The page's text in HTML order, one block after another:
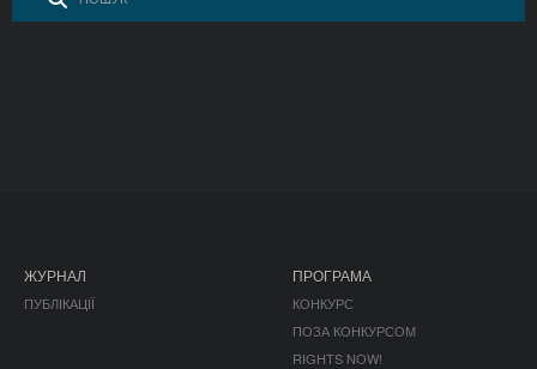
ЖУРНАЛ
ПУБЛІКАЦІЇ
ПРОГРАМА
КОНКУРС
ПОЗА КОНКУРСОМ
RIGHTS NOW!